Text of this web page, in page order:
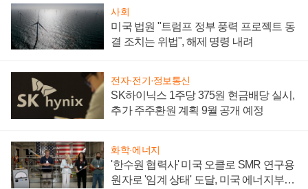
사회
미국 법원 "트럼프 정부 풍력 프로젝트 동
결 조치는 위법", 해제 명령 내려
전자·전기·정보통신
SK하이닉스 1주당 375원 현금배당 실시,
추가 주주환원 계획 9월 공개 예정
화학·에너지
'한수원 협력사' 미국 오클로 SMR 연구용
원자로 '임계 상태' 도달, 미국 에너지부